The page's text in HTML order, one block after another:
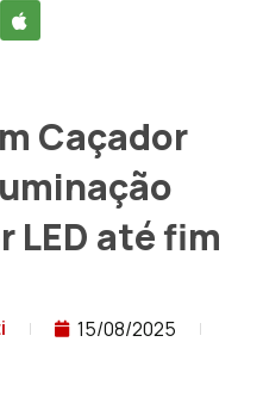
Caçador
até fim
15/08/2025